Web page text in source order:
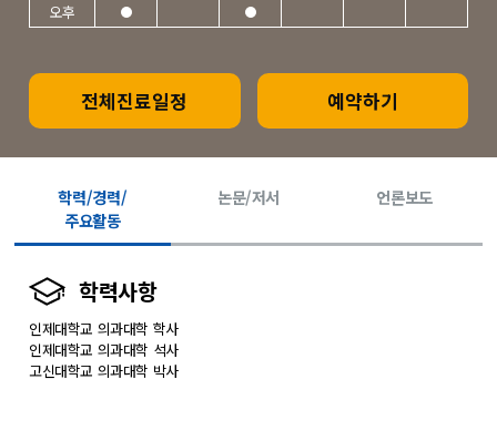
오후
전체진료일정 예약하기
학력/경력/
주요활동
논문/저서 언론보도
학력사항
인제대학교 의과대학 학사
인제대학교 의과대학 석사
고신대학교 의과대학 박사